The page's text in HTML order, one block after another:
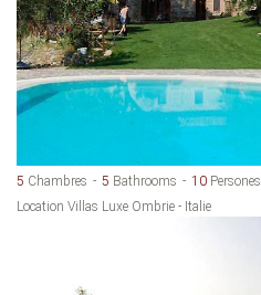
5 Chambres 5 Bathrooms 10 Persones
Location Villas Luxe Ombrie - Italie